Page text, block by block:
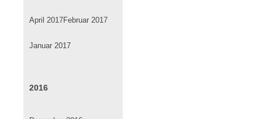
April 2017Februar 2017
Januar 2017
2016